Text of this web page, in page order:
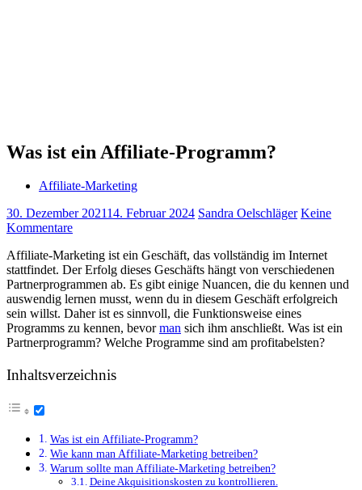
Was ist ein Affiliate-Programm?
Affiliate-Marketing
30. Dezember 202114. Februar 2024 Sandra Oelschläger Keine
Kommentare
Affiliate-Marketing ist ein Geschäft, das vollständig im Internet
stattfindet. Der Erfolg dieses Geschäfts hängt von verschiedenen
Partnerprogrammen ab. Es gibt einige Nuancen, die du kennen und
auswendig lernen musst, wenn du in diesem Geschäft erfolgreich
sein willst. Daher ist es sinnvoll, die Funktionsweise eines
Programms zu kennen, bevorman sich ihm anschließt. Was ist ein
Partnerprogramm? Welche Programme sind am profitabelsten?
Inhaltsverzeichnis
Was ist ein Affiliate-Programm?
Wie kann man Affiliate-Marketing betreiben?
Warum sollte man Affiliate-Marketing betreiben?
Deine Akquisitionskosten zu kontrollieren.